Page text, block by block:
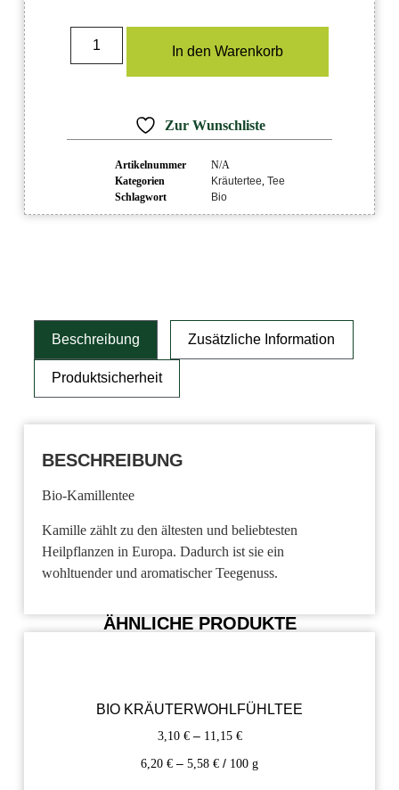
In den Warenkorb
Zur Wunschliste
Artikelnummer
N/A
Kategorien
Kräutertee Tee
Schlagwort
Bio
Beschreibung Zusätzliche Information
Produktsicherheit
BESCHREIBUNG
Bio-Kamillentee
Kamille zählt zu den ältesten und beliebtesten
Heilpflanzen in Europa. Dadurch ist sie ein
wohltuender und aromatischer Teegenuss.
ÄHNLICHE PRODUKTE
BIO KRÄUTERWOHLFÜHLTEE
3,10 €– 11,15 €
6,20 € – 5,58 € / 100 g